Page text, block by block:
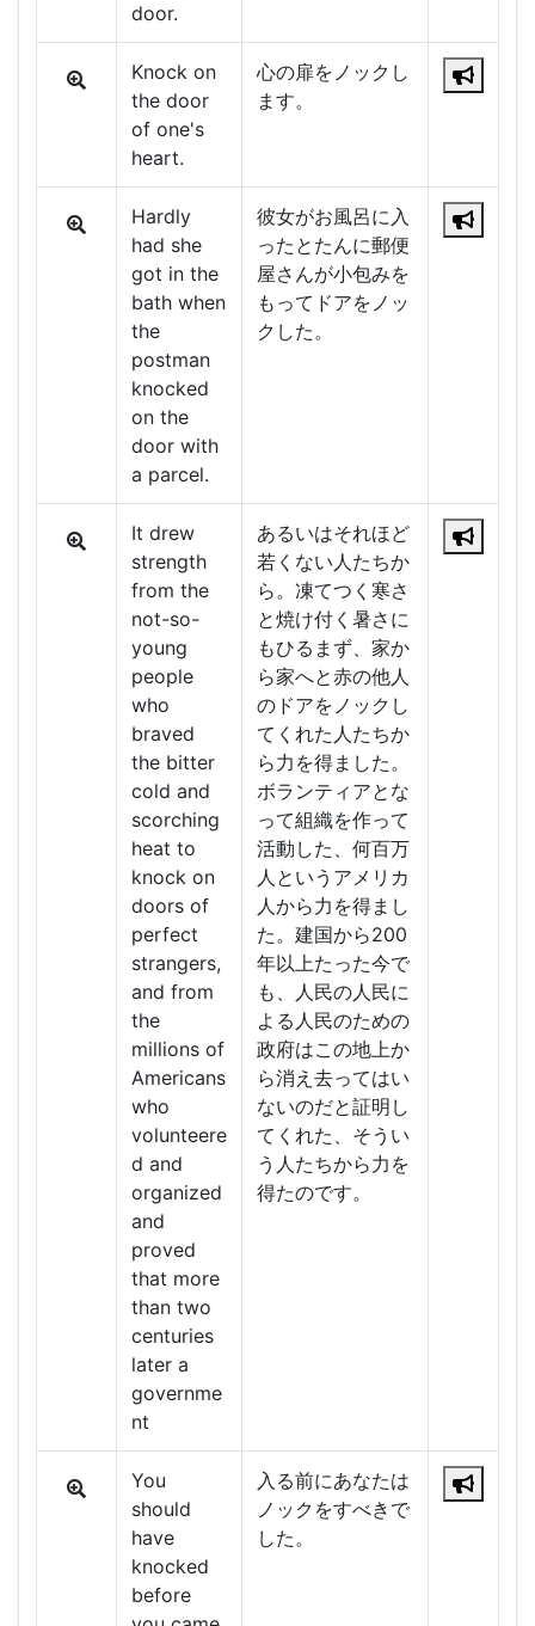
door.
Knock on
the door
of one's
heart.
心の扉をノックし
ます。
Hardly
had she
got in the
bath when
the
postman
knocked
on the
door with
a parcel.
彼女がお風呂に入
ったとたんに郵便
屋さんが小包みを
もってドアをノッ
クした。
It drew
strength
from the
not-so-
young
people
who
braved
the bitter
cold and
scorching
heat to
knock on
doors of
perfect
strangers,
and from
the
millions of
Americans
who
volunteere
d and
organized
and
proved
that more
than two
centuries
later a
governme
nt
あるいはそれほど
若くない人たちか
ら。凍てつく寒さ
と焼け付く暑さに
もひるまず、家か
ら家へと赤の他人
のドアをノックし
てくれた人たちか
ら力を得ました。
ボランティアとな
って組織を作って
活動した、何百万
人というアメリカ
人から力を得まし
た。建国から200
年以上たった今で
も、人民の人民に
よる人民のための
政府はこの地上か
ら消え去ってはい
ないのだと証明し
てくれた、そうい
う人たちから力を
得たのです。
You
should
have
knocked
before
入る前にあなたは
ノックをすべきで
した。